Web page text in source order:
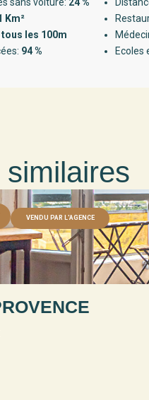
Km²
tous les 100m
94 % Ecoles
similaires
VENDU PAR L'AGENCE